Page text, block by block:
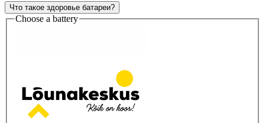
Что такое здоровье батареи?
Choose a battery